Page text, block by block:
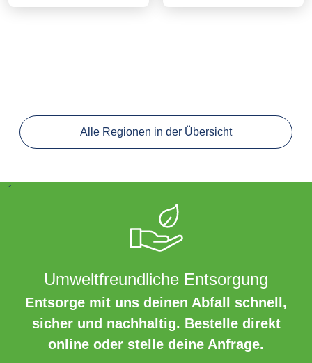
Alle Regionen in der Übersicht
´
Umweltfreundliche Entsorgung
Entsorge mit uns deinen Abfall schnell,
sicher und nachhaltig. Bestelle direkt
online oder stelle deine Anfrage.